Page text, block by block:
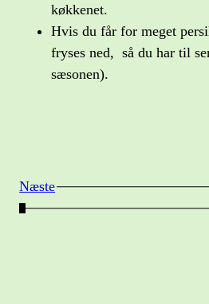
køkkenet.
Hvis du får for meget
fryses ned, så du har til
sæsonen).
Næste
←